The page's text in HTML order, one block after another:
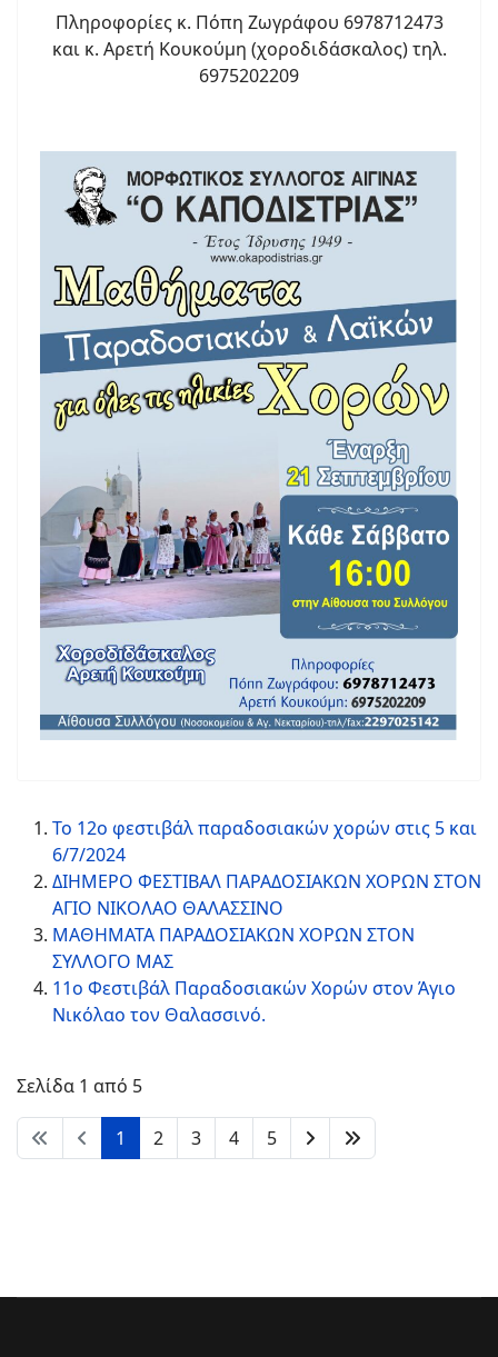
Πληροφορίες κ. Πόπη Ζωγράφου 6978712473
και κ. Αρετή Κουκούμη (χοροδιδάσκαλος) τηλ.
6975202209
To 12ο φεστιβάλ παραδοσιακών χορών στις 5 και
6/7/2024
ΔΙΗΜΕΡΟ ΦΕΣΤΙΒΑΛ ΠΑΡΑΔΟΣΙΑΚΩΝ ΧΟΡΩΝ ΣΤΟΝ
ΑΓΙΟ ΝΙΚΟΛΑΟ ΘΑΛΑΣΣΙΝΟ
ΜΑΘΗΜΑΤΑ ΠΑΡΑΔΟΣΙΑΚΩΝ ΧΟΡΩΝ ΣΤΟΝ
ΣΥΛΛΟΓΟ ΜΑΣ
11ο Φεστιβάλ Παραδοσιακών Χορών στον Άγιο
Νικόλαο τον Θαλασσινό.
Σελίδα 1 από 5
1 2 3 4 5